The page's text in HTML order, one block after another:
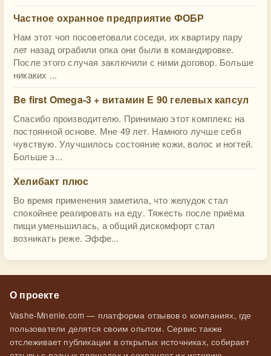
Частное охранное предприятие ФОБР
Нам этот чоп посоветовали соседи, их квартиру пару
лет назад ограбили опка они были в командировке.
После этого случая заключили с ними договор. Больше
никаких ...
Be first Omega-3 + витамин Е 90 гелевых капсул
Спасибо производителю. Принимаю этот комплекс на
постоянной основе. Мне 49 лет. Намного лучше себя
чувствую. Улучшилось состояние кожи, волос и ногтей.
Больше э...
Хелибакт плюс
Во время применения заметила, что желудок стал
спокойнее реагировать на еду. Тяжесть после приёма
пищи уменьшилась, а общий дискомфорт стал
возникать реже. Эффе...
О проекте
Vashe-Mnenie.com — платформа отзывов о компаниях, где
пользователи делятся своим опытом. Сервис также
отслеживает публикации в открытых источниках, собирает